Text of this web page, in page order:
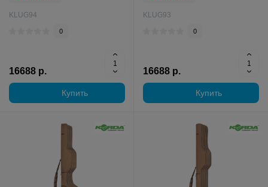
KLUG94
0
16688 р.
Купить
KLUG93
0
16688 р.
Купить